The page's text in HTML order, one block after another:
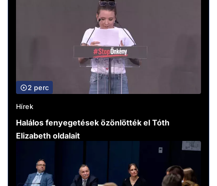
2 perc
Hírek
Halálos fenyegetések özönlötték el Tóth
Elizabeth oldalait